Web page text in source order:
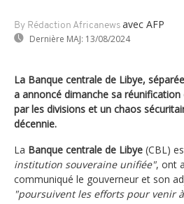
By Rédaction Africanews avec AFP
Dernière MAJ: 13/08/2024
La Banque centrale de Libye,
a annoncé dimanche sa réunification
par les divisions et un chaos
décennie.
La Banque centrale de Libye (CBL)
institution souveraine unifiée", ont
communiqué le gouverneur et son
"poursuivent les efforts pour venir